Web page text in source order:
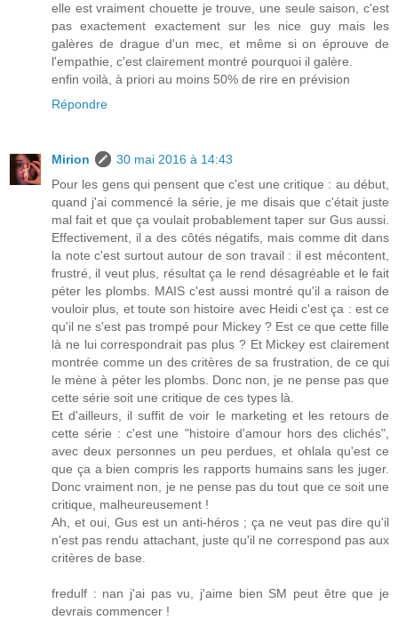
elle est vraiment chouette je trouve, une seule saison, c'est
pas exactement exactement sur les nice guy mais les
galères de drague d'un mec, et même si on éprouve de
l'empathie, c'est clairement montré pourquoi il galère.
enfin voilà, à priori au moins 50% de rire en prévision
Répondre
Mirion
30 mai 2016 à 14:43
Pour les gens qui pensent que c'est une critique : au début,
quand j'ai commencé la série, je me disais que c'était juste
mal fait et que ça voulait probablement taper sur Gus aussi.
Effectivement, il a des côtés négatifs, mais comme dit dans
la note c'est surtout autour de son travail : il est mécontent,
frustré, il veut plus, résultat ça le rend désagréable et le fait
péter les plombs. MAIS c'est aussi montré qu'il a raison de
vouloir plus, et toute son histoire avec Heidi c'est ça : est ce
qu'il ne s'est pas trompé pour Mickey ? Est ce que cette fille
là ne lui correspondrait pas plus ? Et Mickey est clairement
montrée comme un des critères de sa frustration, de ce qui
le mène à péter les plombs. Donc non, je ne pense pas que
cette série soit une critique de ces types là.
Et d'ailleurs, il suffit de voir le marketing et les retours de
cette série : c'est une "histoire d'amour hors des clichés",
avec deux personnes un peu perdues, et ohlala qu'est ce
que ça a bien compris les rapports humains sans les juger.
Donc vraiment non, je ne pense pas du tout que ce soit une
critique, malheureusement !
Ah, et oui, Gus est un anti-héros ; ça ne veut pas dire qu'il
n'est pas rendu attachant, juste qu'il ne correspond pas aux
critères de base.
fredulf : nan j'ai pas vu, j'aime bien SM peut être que je
devrais commencer !